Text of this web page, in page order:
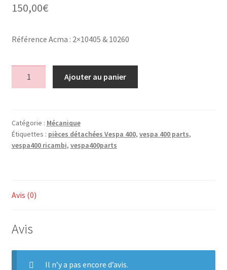
150,00€
Référence Acma : 2×10405 & 10260
vilebrequin
x3
Ajouter au panier
Catégorie : Mécanique
Étiquettes : pièces détachées Vespa 400, vespa 400 parts,
vespa400 ricambi, vespa400parts
Avis (0)
Avis
Il n’y a pas encore d’avis.